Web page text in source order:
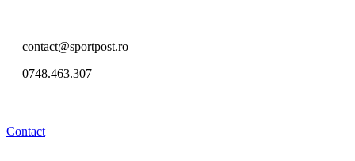
contact@sportpost.ro
0748.463.307
Contact